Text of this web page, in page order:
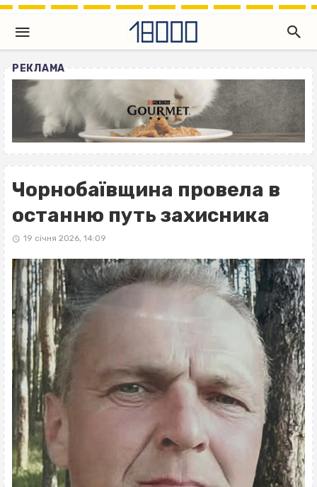
РЕКЛАМА
Чорнобаївщина провела в
останню путь захисника
19 січня 2026, 14:09